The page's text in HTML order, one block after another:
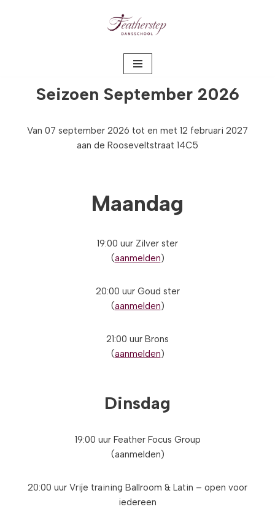
Seizoen September 2026
Van 07 september 2026 tot en met 12 februari 2027
aan de Rooseveltstraat 14C5
Maandag
19:00 uur Zilver ster
(aanmelden)
20:00 uur Goud ster
(aanmelden)
21:00 uur Brons
(aanmelden)
Dinsdag
19:00 uur Feather Focus Group
(aanmelden)
20:00 uur Vrije training Ballroom & Latin – open voor
iedereen